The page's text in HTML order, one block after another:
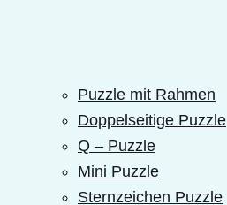
Puzzle mit Rahmen
Doppelseitige Puzzle
Q – Puzzle
Mini Puzzle
Sternzeichen Puzzle